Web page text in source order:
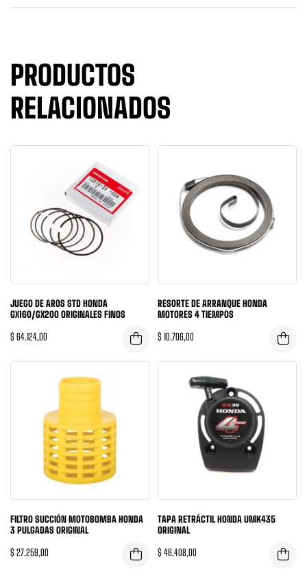
PRODUCTOS
RELACIONADOS
JUEGO DE AROS STD HONDA
GX160/GX200 ORIGINALES FINOS
$ 64.124,00
RESORTE DE ARRANQUE HONDA
MOTORES 4 TIEMPOS
$ 10.706,00
FILTRO SUCCIÓN MOTOBOMBA HONDA
3 PULGADAS ORIGINAL
$ 27.259,00
TAPA RETRÁCTIL HONDA UMK435
ORIGINAL
$ 46.408,00